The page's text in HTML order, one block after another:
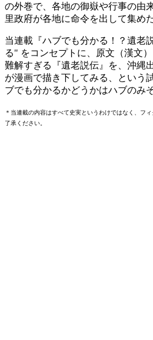
の外巻で、各地の御嶽や行事の由
里政府が各地に命令を出して集め
当連載『ハブでも分かる！？遺老
る" をコンセプトに、原文（漢文
難解すぎる『遺老説伝』を、沖縄
が漫画で描き下してみる、という
ブでも分かるかどうかはハブのみ
＊当連載の内容はすべて史実というわけではなく、フ
了承ください。